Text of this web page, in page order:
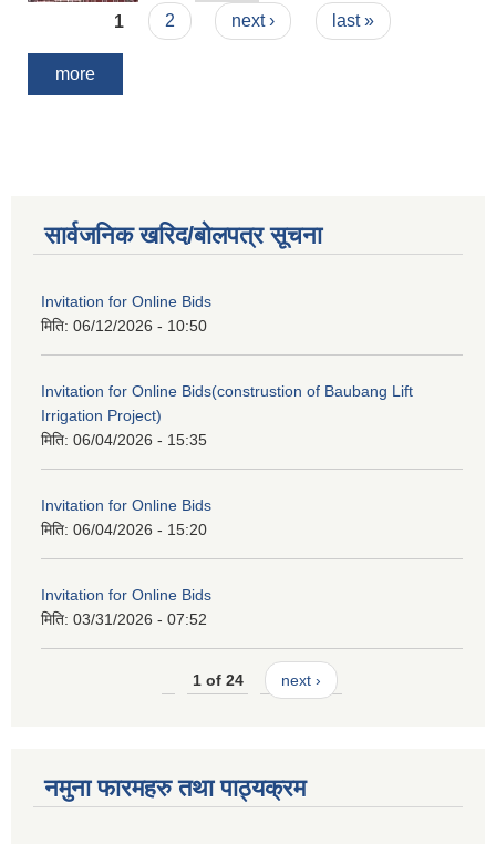
Pages
1 2 next › last »
more
सार्वजनिक खरिद/बोलपत्र सूचना
Invitation for Online Bids
मिति: 06/12/2026 - 10:50
Invitation for Online Bids(construstion of Baubang Lift
Irrigation Project)
मिति: 06/04/2026 - 15:35
Invitation for Online Bids
मिति: 06/04/2026 - 15:20
Invitation for Online Bids
मिति: 03/31/2026 - 07:52
1 of 24 next ›
नमुना फारमहरु तथा पाठ्यक्रम